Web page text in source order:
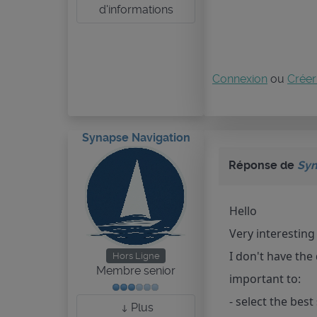
d'informations
Connexion ou
Synapse Navigation
Hors Ligne
Membre senior
Plus
Réponse de
Hello
Very
I don't have
important to:
- select the